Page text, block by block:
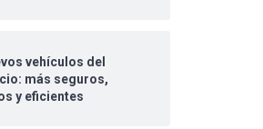
vehículos del
más seguros,
y eficientes